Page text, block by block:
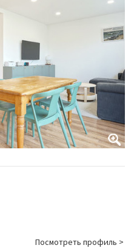
Посмотреть профиль >